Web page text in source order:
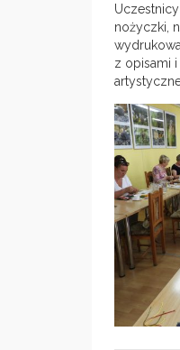
nożyczki,
z opisami